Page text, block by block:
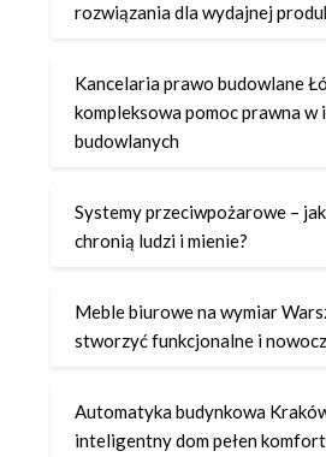
rozwiązania dla wydajnej
Kancelaria prawo budowlane
kompleksowa pomoc prawna w
budowlanych
Systemy przeciwpożarowe –
chronią ludzi i mienie?
Meble biurowe na wymiar
stworzyć funkcjonalne i
Automatyka budynkowa
inteligentny dom pełen